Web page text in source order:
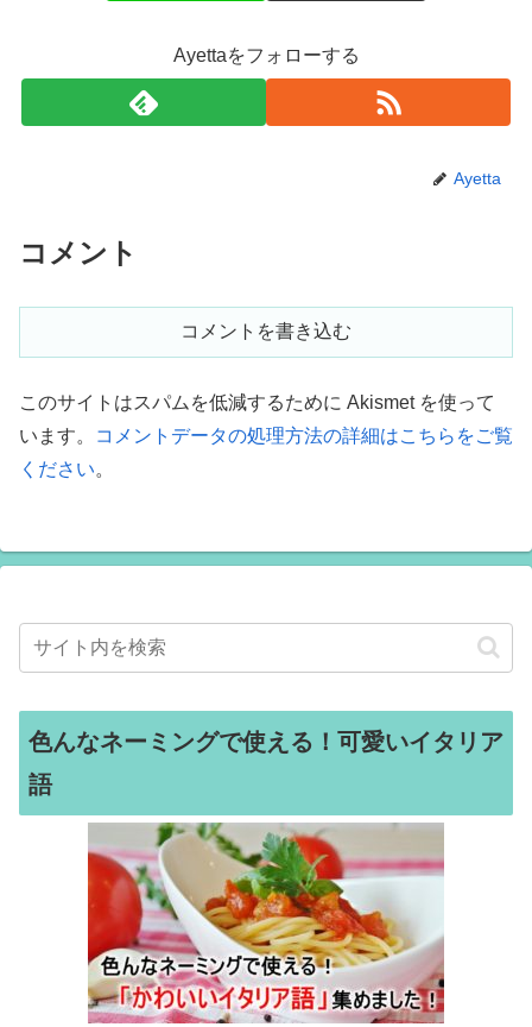
Ayettaをフォローする
Ayetta
コメント
コメントを書き込む
このサイトはスパムを低減するために Akismet を使って
います。
コメントデータの処理方法の詳細はこちらをご覧
ください。
色んなネーミングで使える！可愛いイタリア
語